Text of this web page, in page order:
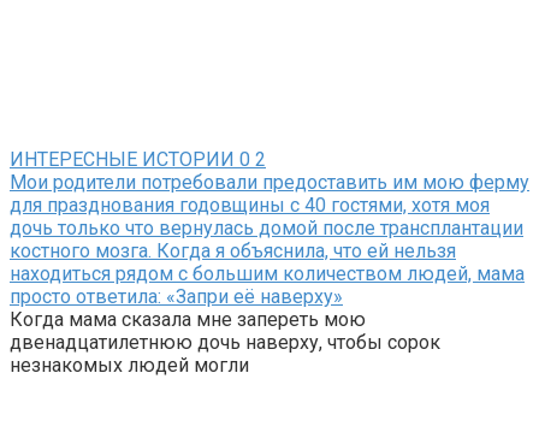
ИНТЕРЕСНЫЕ ИСТОРИИ 0 2
Мои родители потребовали предоставить им мою ферму
для празднования годовщины с 40 гостями, хотя моя
дочь только что вернулась домой после трансплантации
костного мозга. Когда я объяснила, что ей нельзя
находиться рядом с большим количеством людей, мама
просто ответила: «Запри её наверху»
Когда мама сказала мне запереть мою
двенадцатилетнюю дочь наверху, чтобы сорок
незнакомых людей могли